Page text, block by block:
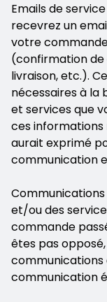
Emails de
recevrez un
votre
(confirmation
livraison, etc.).
nécessaires à la
et services que
ces informations
aurait exprimé
communication
et/ou des
commande
êtes pas
communication